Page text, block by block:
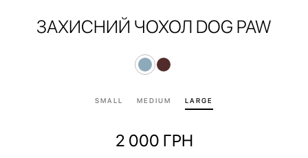
ЗАХИСНИЙ ЧОХОЛ DOG PAW
SMALL MEDIUM LARGE
2 000 ГРН